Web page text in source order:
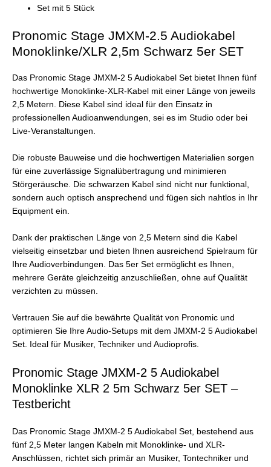
Set mit 5 Stück
Pronomic Stage JMXM-2.5 Audiokabel
Monoklinke/XLR 2,5m Schwarz 5er SET
Das Pronomic Stage JMXM-2 5 Audiokabel Set bietet Ihnen fünf
hochwertige Monoklinke-XLR-Kabel mit einer Länge von jeweils
2,5 Metern. Diese Kabel sind ideal für den Einsatz in
professionellen Audioanwendungen, sei es im Studio oder bei
Live-Veranstaltungen.
Die robuste Bauweise und die hochwertigen Materialien sorgen
für eine zuverlässige Signalübertragung und minimieren
Störgeräusche. Die schwarzen Kabel sind nicht nur funktional,
sondern auch optisch ansprechend und fügen sich nahtlos in Ihr
Equipment ein.
Dank der praktischen Länge von 2,5 Metern sind die Kabel
vielseitig einsetzbar und bieten Ihnen ausreichend Spielraum für
Ihre Audioverbindungen. Das 5er Set ermöglicht es Ihnen,
mehrere Geräte gleichzeitig anzuschließen, ohne auf Qualität
verzichten zu müssen.
Vertrauen Sie auf die bewährte Qualität von Pronomic und
optimieren Sie Ihre Audio-Setups mit dem JMXM-2 5 Audiokabel
Set. Ideal für Musiker, Techniker und Audioprofis.
Pronomic Stage JMXM-2 5 Audiokabel
Monoklinke XLR 2 5m Schwarz 5er SET –
Testbericht
Das Pronomic Stage JMXM-2 5 Audiokabel Set, bestehend aus
fünf 2,5 Meter langen Kabeln mit Monoklinke- und XLR-
Anschlüssen, richtet sich primär an Musiker, Tontechniker und